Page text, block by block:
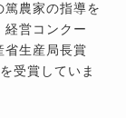
篤農家の指導を
経営コンクー
省生産局長賞
受賞していま